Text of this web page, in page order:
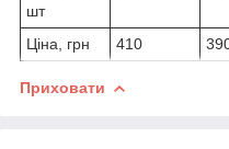
шт
Ціна, грн 410
Приховати